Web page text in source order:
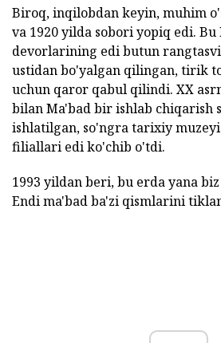
Biroq, inqilobdan keyin, muhim
va 1920 yilda sobori yopiq edi. Bu
devorlarining edi butun
ustidan bo'yalgan qilingan, tirik
uchun qaror qabul qilindi. XX
bilan Ma'bad bir ishlab chiqarish
ishlatilgan, so'ngra tarixiy
filiallari edi ko'chib o'tdi.
1993 yildan beri, bu erda yana
Endi ma'bad ba'zi qismlarini